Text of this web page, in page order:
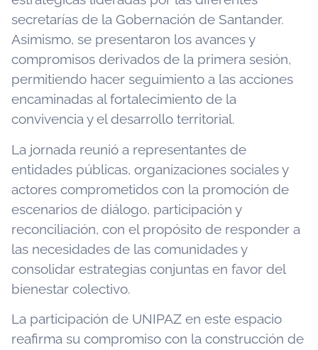
secretarías de la Gobernación de Santander.
Asimismo, se presentaron los avances y
compromisos derivados de la primera sesión,
permitiendo hacer seguimiento a las acciones
encaminadas al fortalecimiento de la
convivencia y el desarrollo territorial.
La jornada reunió a representantes de
entidades públicas, organizaciones sociales y
actores comprometidos con la promoción de
escenarios de diálogo, participación y
reconciliación, con el propósito de responder a
las necesidades de las comunidades y
consolidar estrategias conjuntas en favor del
bienestar colectivo.
La participación de UNIPAZ en este espacio
reafirma su compromiso con la construcción de